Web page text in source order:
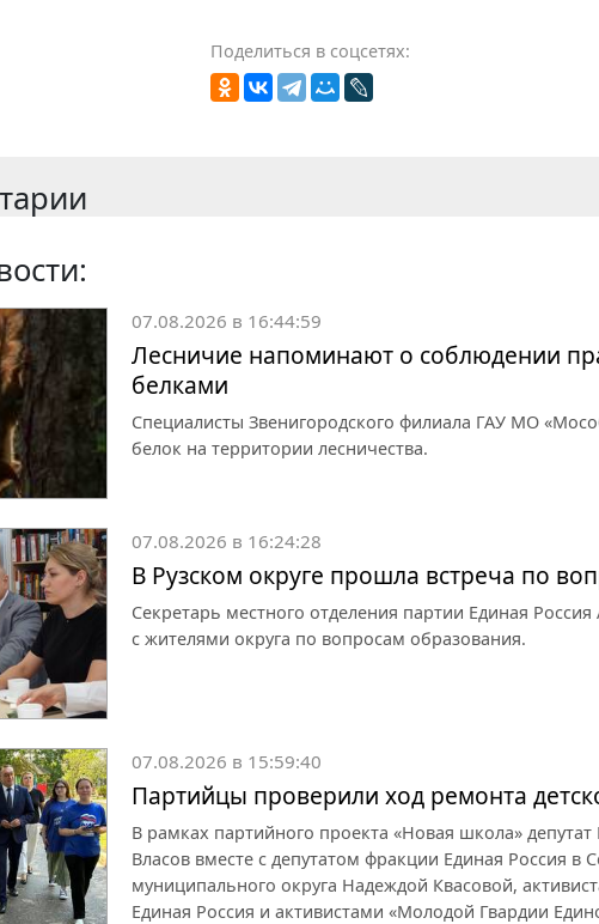
Поделиться в соцсетях:
07.08.2026 в 16:44:59
Лесничие напоминают о соблюдении
белками
Специалисты Звенигородского филиала ГАУ МО
белок на территории лесничества.
07.08.2026 в 16:24:28
В Рузском округе прошла встреча по
Секретарь местного отделения партии Единая
с жителями округа по вопросам образования.
07.08.2026 в 15:59:40
Партийцы проверили ход ремонта
В рамках партийного проекта «Новая школа»
Власов вместе с депутатом фракции Единая Россия в
муниципального округа Надеждой Квасовой,
Единая Россия и активистами «Молодой Гвардии